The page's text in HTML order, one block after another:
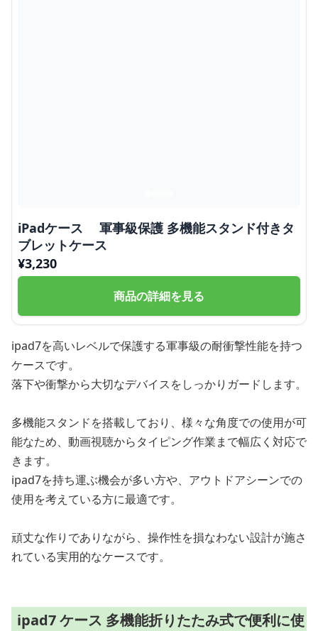
iPadケース 軍事級保護 多機能スタンド付きタ
ブレットケース
¥3,230
商品の詳細を見る
ipad7を高いレベルで保護する軍事級の耐衝撃性能を持つ
ケースです。
落下や衝撃から大切なデバイスをしっかりガードします。
多機能スタンドを搭載しており、様々な角度での使用が可
能なため、動画視聴からタイピング作業まで幅広く対応で
きます。
ipad7を持ち運ぶ機会が多い方や、アウトドアシーンでの
使用を考えている方に最適です。
頑丈な作りでありながら、操作性を損なわない設計が施さ
れている実用的なケースです。
ipad7 ケース 多機能折りたたみ式で便利に使